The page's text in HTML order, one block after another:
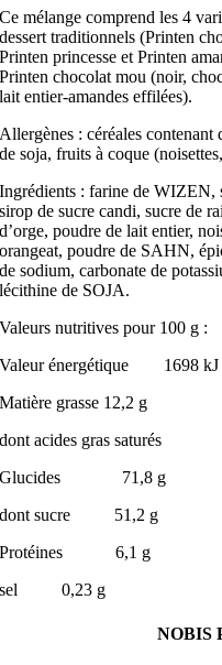
Ce mélange comprend les 4
dessert traditionnels (Printen
Printen princesse et Printen
Printen chocolat mou (noir,
lait entier-amandes effilées).
Allergènes : céréales
de soja, fruits à coque
Ingrédients : farine de WIZEN,
sirop de sucre candi, sucre de
d’orge, poudre de lait entier,
orangeat, poudre de SAHN,
de sodium, carbonate de
lécithine de SOJA.
Valeurs nutritives pour 100 g :
Valeur énergétique 1698 kJ
Matière grasse 12,2 g
dont acides gras saturés
Glucides 71,8 g
dont sucre 51,2 g
Protéines 6,1 g
sel 0,23 g
NOBIS